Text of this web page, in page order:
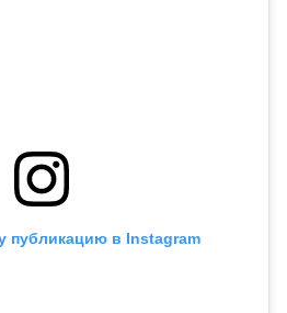
публикацию в Instagram